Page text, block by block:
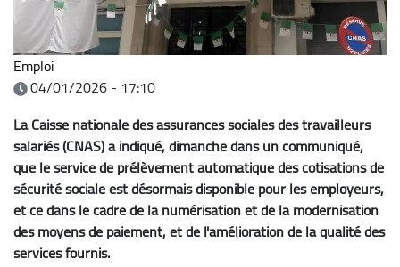
Emploi
04/01/2026 - 17:10
La Caisse nationale des assurances sociales des travailleurs
salariés (CNAS) a indiqué, dimanche dans un communiqué,
que le service de prélèvement automatique des cotisations de
sécurité sociale est désormais disponible pour les employeurs,
et ce dans le cadre de la numérisation et de la modernisation
des moyens de paiement, et de l'amélioration de la qualité des
services fournis.